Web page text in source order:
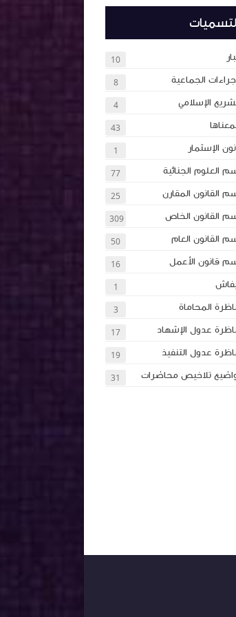
الترابي لعدل الإشهاد وضرورة
في نظام الأقاليم
منذ 3 أشهر تقريبا
10
الجماعية 8
الإسلامي 4
43
الإسثمار 1
العلوم الجنائية 77
القانون المقارن 25
القانون الخاص 309
القانون العام 50
قانون الأعمل 16
1
المحاماة 3
عدول الإشهاد 17
عدول التنفيذ 19
تلاخيص محاضرات 31